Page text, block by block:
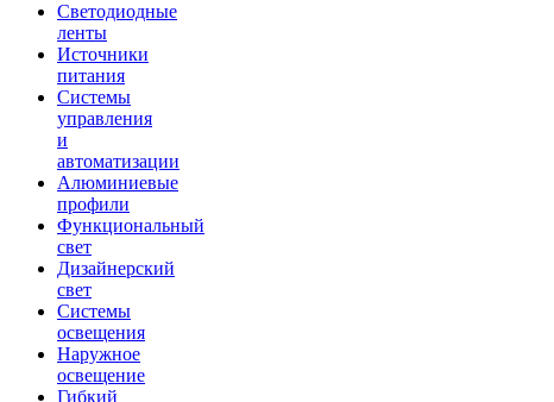
Светодиодные
ленты
Источники
питания
Системы
управления
и
автоматизации
Алюминиевые
профили
Функциональный
свет
Дизайнерский
свет
Системы
освещения
Наружное
освещение
Гибкий